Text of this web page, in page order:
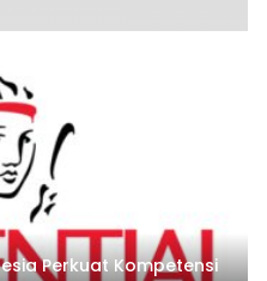
Perkuat Kompetensi